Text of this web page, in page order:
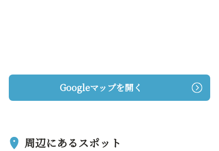
Googleマップを開く
周辺にあるスポット